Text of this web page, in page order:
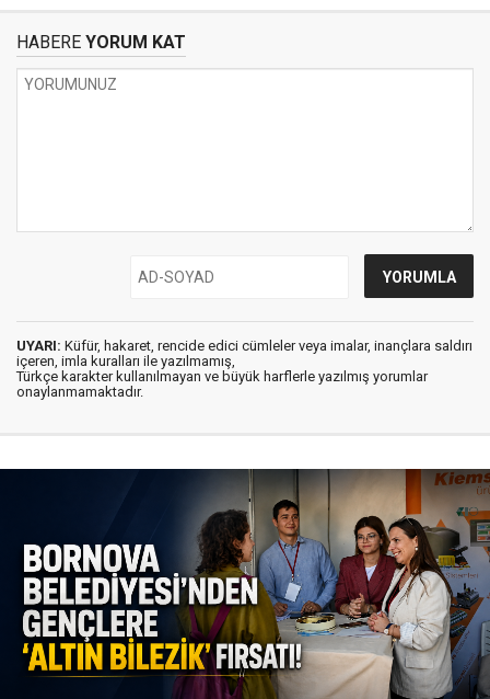
HABERE YORUM KAT
UYARI: Küfür, hakaret, rencide edici cümleler veya imalar, inançlara saldırı
içeren, imla kuralları ile yazılmamış,
Türkçe karakter kullanılmayan ve büyük harflerle yazılmış yorumlar
onaylanmamaktadır.